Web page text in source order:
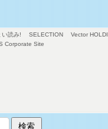
い読み! SELECTION
Vector HOLDI
Corporate Site